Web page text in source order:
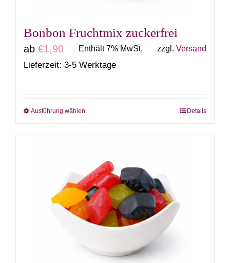
Bonbon Fruchtmix zuckerfrei
ab €1,90 Enthält 7% MwSt. zzgl. Versand
Lieferzeit: 3-5 Werktage
Ausführung wählen
mehrere
Varianten
auf.
Die
Optionen
auf
Details